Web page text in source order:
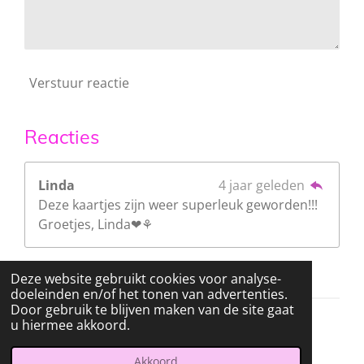
Deze website gebruikt cookies voor analyse-
doeleinden en/of het tonen van advertenties.
Door gebruik te blijven maken van de site gaat
u hiermee akkoord.
Verstuur reactie
Reacties
Linda
4 jaar geleden
Deze kaartjes zijn weer superleuk geworden!!!
Groetjes, Linda❤⚘
© 2022 - 2026 Stamptable's blog